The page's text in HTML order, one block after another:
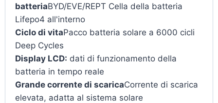
batteriaBYD/EVE/REPT Cella della batteria
Lifepo4 all'interno
Ciclo di vitaPacco batteria solare a 6000 cicli
Deep Cycles
Display LCD: dati di funzionamento della
batteria in tempo reale
Grande corrente di scaricaCorrente di scarica
elevata, adatta al sistema solare